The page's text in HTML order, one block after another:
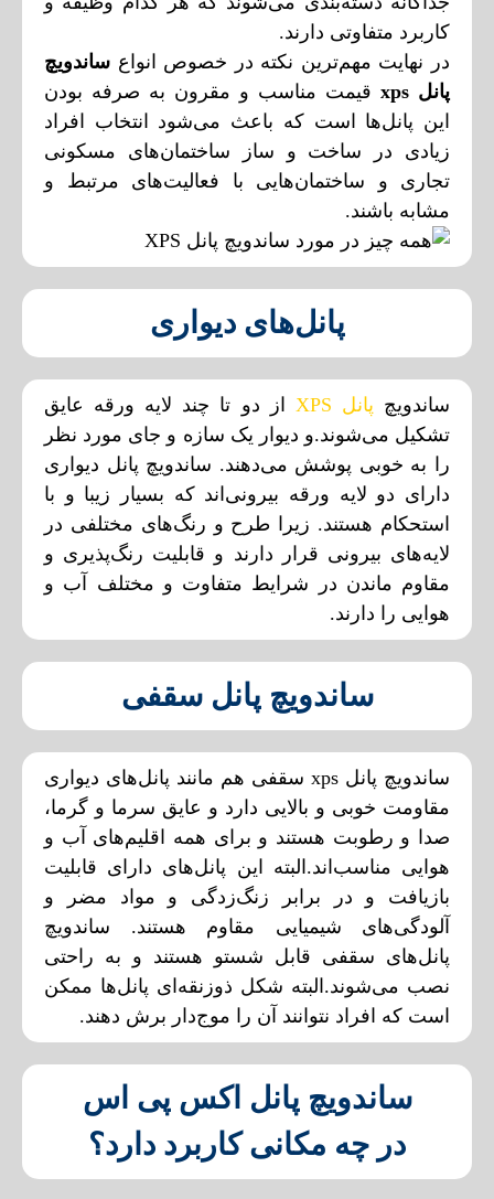
کاربرد متفاوتی دارند.
در نهایت مهم‌ترین نکته در خصوص انواع ساندویچ
پانل xps
قیمت مناسب و مقرون به صرفه بودن
این پانل‌ها است که باعث می‌شود انتخاب افراد
زیادی در ساخت و ساز ساختمان‌های مسکونی
تجاری و ساختمان‌هایی با فعالیت‌های مرتبط و
مشابه باشند.
پانل‌های دیواری
ساندویچ پانل XPS
از دو تا چند لایه ورقه عایق
تشکیل می‌شوند.و دیوار یک سازه و جای مورد نظر
را به خوبی پوشش می‌دهند. ساندویچ پانل دیواری
دارای دو لایه ورقه بیرونی‌اند که بسیار زیبا و با
استحکام هستند. زیرا طرح و رنگ‌های مختلفی در
لایه‌های بیرونی قرار دارند و قابلیت رنگ‌پذیری و
مقاوم ماندن در شرایط متفاوت و مختلف آب و
هوایی را دارند.
ساندویچ پانل سقفی
ساندویچ پانل xps سقفی هم مانند پانل‌های دیواری
مقاومت خوبی و بالایی دارد و عایق سرما و گرما،
صدا و رطوبت هستند و برای همه اقلیم‌های آب و
هوایی مناسب‌اند.البته این پانل‌های دارای قابلیت
بازیافت و در برابر زنگ‌زدگی و مواد مضر و
آلودگی‌های شیمیایی مقاوم هستند. ساندویچ
پانل‌های سقفی قابل شستو هستند و به راحتی
نصب می‌شوند.البته شکل ذوزنقه‌ای پانل‌ها ممکن
است که افراد نتوانند آن را موج‌دار برش دهند.
ساندویچ پانل اکس پی اس
در چه مکانی کاربرد دارد؟